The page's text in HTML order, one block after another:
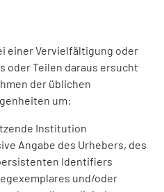
einer Vervielfältigung oder
oder Teilen daraus ersucht
der üblichen
um:
Institution
Angabe des Urhebers, des
Identifiers
und/oder